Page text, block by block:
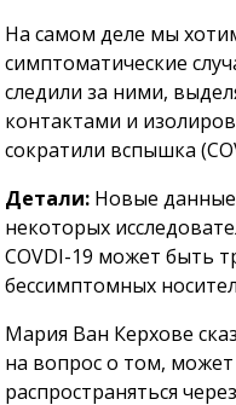
На самом деле мы
симптоматические
следили за ними,
контактами и
сократили вспышка
Детали: Новые данные
некоторых
COVDI-19 может быть
бессимптомных
Мария Ван Керхове
на вопрос о том,
распространяться